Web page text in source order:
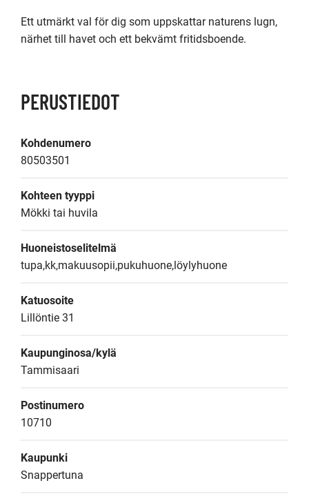
Ett utmärkt val för dig som uppskattar naturens lugn,
närhet till havet och ett bekvämt fritidsboende.
PERUSTIEDOT
Kohdenumero
80503501
Kohteen tyyppi
Mökki tai huvila
Huoneistoselitelmä
tupa,kk,makuusopii,pukuhuone,löylyhuone
Katuosoite
Lillöntie 31
Kaupunginosa/kylä
Tammisaari
Postinumero
10710
Kaupunki
Snappertuna